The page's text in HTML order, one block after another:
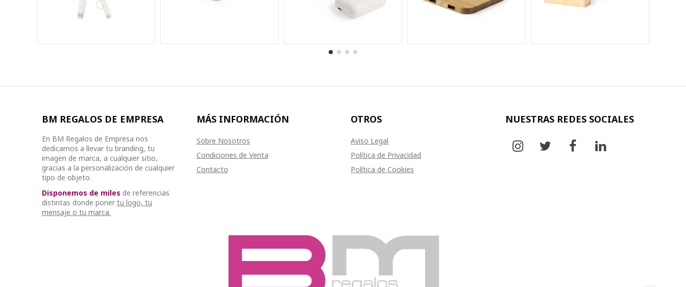
BM REGALOS DE EMPRESA
En BM Regalos de Empresa nos
dedicamos a llevar tu branding, tu
imagen de marca, a cualquier sitio,
gracias a la personalización de cualquier
tipo de objeto.
Disponemos de miles de referencias
distintas donde poner tu logo, tu
mensaje o tu marca.
MÁS INFORMACIÓN
Sobre Nosotros
Condiciones de Venta
Contacto
OTROS
Aviso Legal
Política de Privacidad
Política de Cookies
NUESTRAS REDES SOCIALES